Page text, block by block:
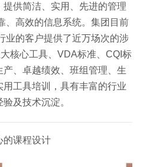
供简洁、实用、先进的管理
、高效的信息系统。集团目前
业的客户提供了近万场次的涉
核心工具、VDA标准、CQI标
、卓越绩效、班组管理、生
工具培训，具有丰富的行业
及技术沉淀。
的课程设计